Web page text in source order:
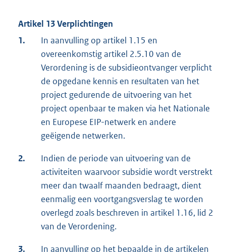
Artikel 13 Verplichtingen
1.
In aanvulling op artikel 1.15 en
overeenkomstig artikel 2.5.10 van de
Verordening is de subsidieontvanger verplicht
de opgedane kennis en resultaten van het
project gedurende de uitvoering van het
project openbaar te maken via het Nationale
en Europese EIP-netwerk en andere
geëigende netwerken.
2.
Indien de periode van uitvoering van de
activiteiten waarvoor subsidie wordt verstrekt
meer dan twaalf maanden bedraagt, dient
eenmalig een voortgangsverslag te worden
overlegd zoals beschreven in artikel 1.16, lid 2
van de Verordening.
3.
In aanvulling op het bepaalde in de artikelen